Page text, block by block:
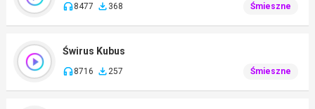
8477 368 Śmieszne
Świrus Kubus
8716 257 Śmieszne